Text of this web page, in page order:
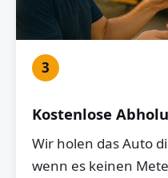
3
Kostenlose
Wir holen das Auto
wenn es keinen